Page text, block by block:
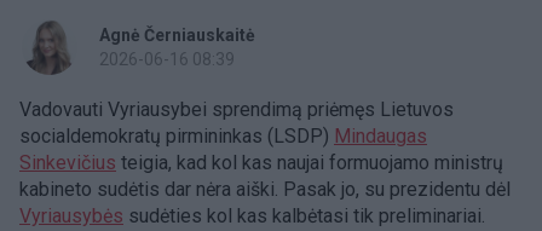
Agnė Černiauskaitė
2026-06-16 08:39
Vadovauti Vyriausybei sprendimą priėmęs Lietuvos
socialdemokratų pirmininkas (LSDP) Mindaugas
Sinkevičius teigia, kad kol kas naujai formuojamo ministrų
kabineto sudėtis dar nėra aiški. Pasak jo, su prezidentu dėl
Vyriausybės sudėties kol kas kalbėtasi tik preliminariai.